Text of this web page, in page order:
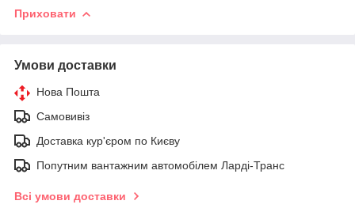
Приховати
Умови доставки
Нова Пошта
Самовивіз
Доставка кур'єром по Києву
Попутним вантажним автомобілем Ларді-Транс
Всі умови доставки